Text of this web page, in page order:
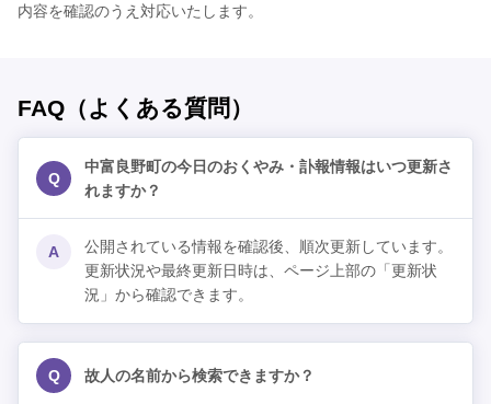
内容を確認のうえ対応いたします。
FAQ（よくある質問）
Q
中富良野町の今日のおくやみ・訃報情報はいつ更新さ
れますか？
A
公開されている情報を確認後、順次更新しています。
更新状況や最終更新日時は、ページ上部の「更新状
況」から確認できます。
Q 故人の名前から検索できますか？